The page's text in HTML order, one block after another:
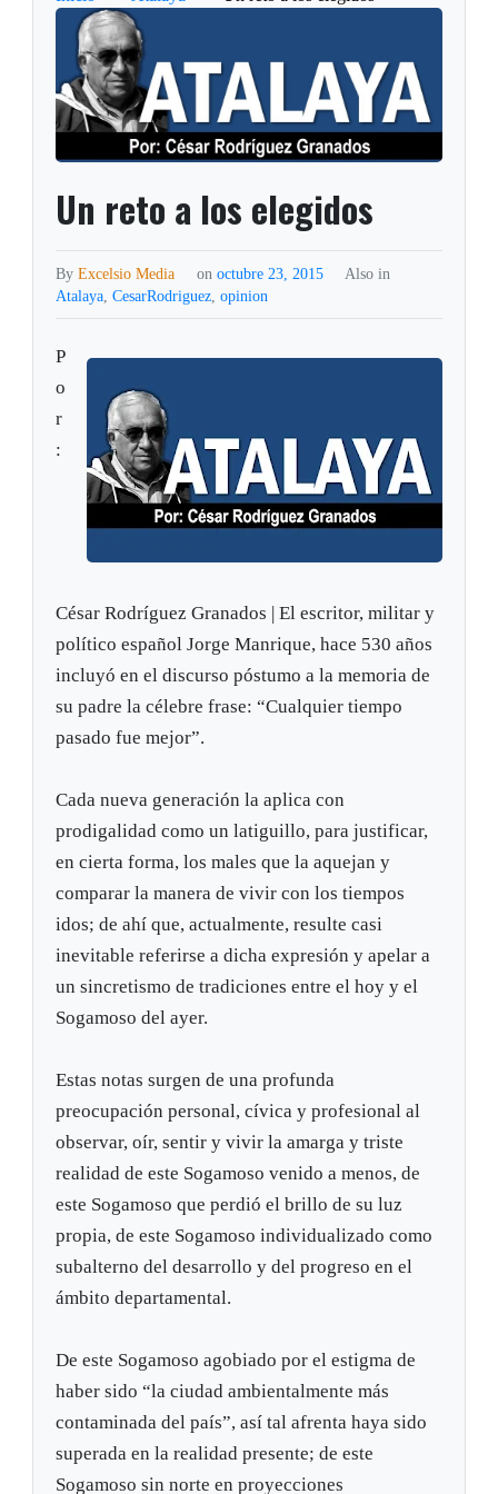
Un reto a los elegidos
ByExcelsio Media on octubre 23, 2015
Also in
Atalaya,CesarRodriguez,opinion
P
o
r
:
César Rodríguez Granados | El escritor, militar y
político español Jorge Manrique, hace 530 años
incluyó en el discurso póstumo a la memoria de
su padre la célebre frase: “Cualquier tiempo
pasado fue mejor”.
Cada nueva generación la aplica con
prodigalidad como un latiguillo, para justificar,
en cierta forma, los males que la aquejan y
comparar la manera de vivir con los tiempos
idos; de ahí que, actualmente, resulte casi
inevitable referirse a dicha expresión y apelar a
un sincretismo de tradiciones entre el hoy y el
Sogamoso del ayer.
Estas notas surgen de una profunda
preocupación personal, cívica y profesional al
observar, oír, sentir y vivir la amarga y triste
realidad de este Sogamoso venido a menos, de
este Sogamoso que perdió el brillo de su luz
propia, de este Sogamoso individualizado como
subalterno del desarrollo y del progreso en el
ámbito departamental.
De este Sogamoso agobiado por el estigma de
haber sido “la ciudad ambientalmente más
contaminada del país”, así tal afrenta haya sido
superada en la realidad presente; de este
Sogamoso sin norte en proyecciones